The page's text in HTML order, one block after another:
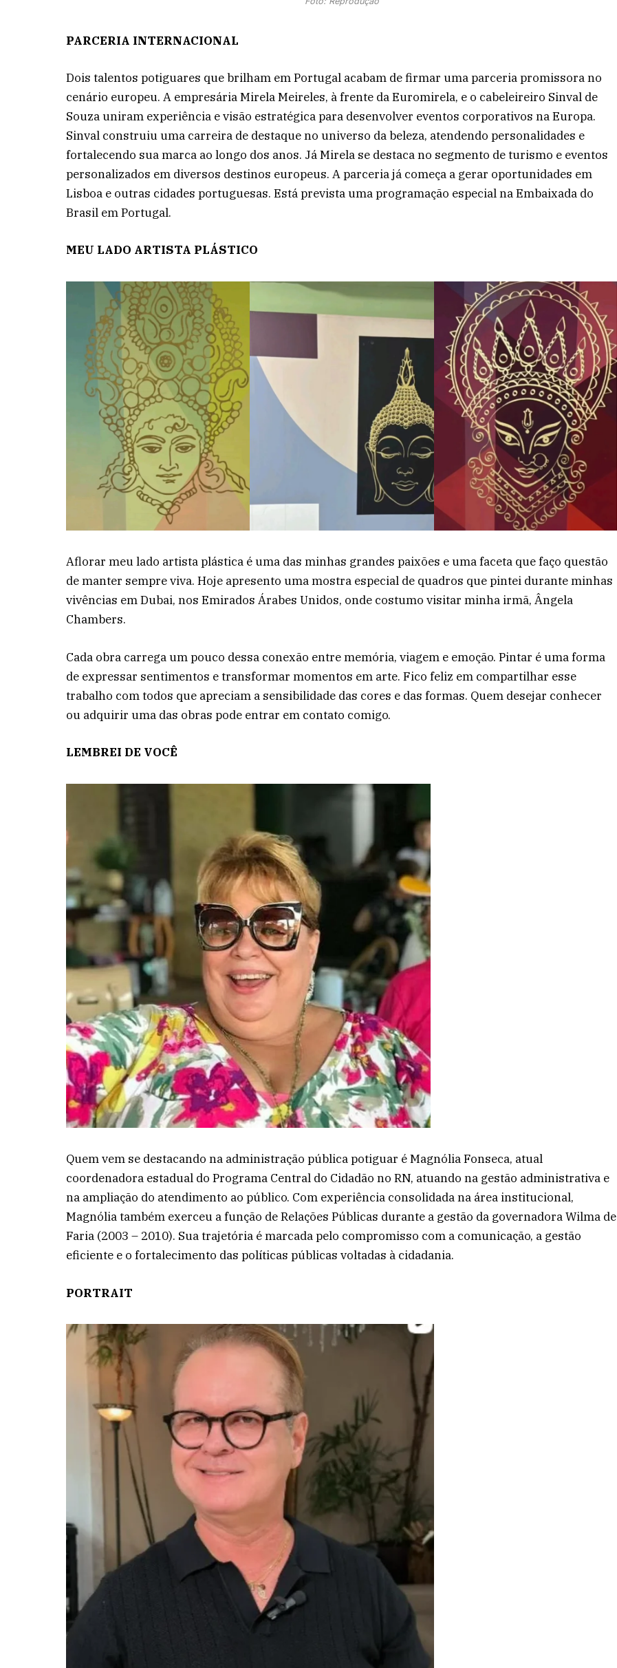
PARCERIA INTERNACIONAL
Dois talentos potiguares que brilham em Portugal acabam de firmar uma parceria promissora no
cenário europeu. A empresária Mirela Meireles, à frente da Euromirela, e o cabeleireiro Sinval de
Souza uniram experiência e visão estratégica para desenvolver eventos corporativos na Europa.
Sinval construiu uma carreira de destaque no universo da beleza, atendendo personalidades e
fortalecendo sua marca ao longo dos anos. Já Mirela se destaca no segmento de turismo e eventos
personalizados em diversos destinos europeus. A parceria já começa a gerar oportunidades em
Lisboa e outras cidades portuguesas. Está prevista uma programação especial na Embaixada do
Brasil em Portugal.
MEU LADO ARTISTA PLÁSTICO
Aflorar meu lado artista plástica é uma das minhas grandes paixões e uma faceta que faço questão
de manter sempre viva. Hoje apresento uma mostra especial de quadros que pintei durante minhas
vivências em Dubai, nos Emirados Árabes Unidos, onde costumo visitar minha irmã, Ângela
Chambers.
Cada obra carrega um pouco dessa conexão entre memória, viagem e emoção. Pintar é uma forma
de expressar sentimentos e transformar momentos em arte. Fico feliz em compartilhar esse
trabalho com todos que apreciam a sensibilidade das cores e das formas. Quem desejar conhecer
ou adquirir uma das obras pode entrar em contato comigo.
LEMBREI DE VOCÊ
Quem vem se destacando na administração pública potiguar é Magnólia Fonseca, atual
coordenadora estadual do Programa Central do Cidadão no RN, atuando na gestão administrativa e
na ampliação do atendimento ao público. Com experiência consolidada na área institucional,
Magnólia também exerceu a função de Relações Públicas durante a gestão da governadora Wilma de
Faria (2003 – 2010). Sua trajetória é marcada pelo compromisso com a comunicação, a gestão
eficiente e o fortalecimento das políticas públicas voltadas à cidadania.
PORTRAIT